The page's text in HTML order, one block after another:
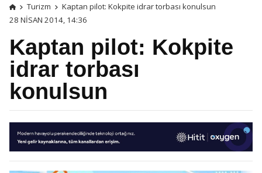
Turizm
Kaptan pilot: Kokpite idrar torbası konulsun
28 NISAN 2014, 14:36
Kaptan pilot: Kokpite
idrar torbası
konulsun